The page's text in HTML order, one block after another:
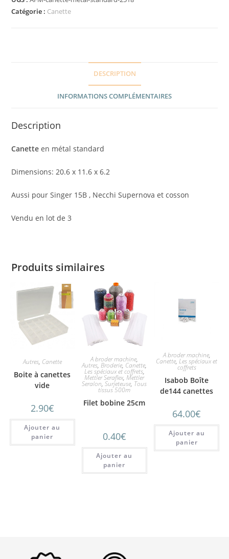
Catégorie : Canette
DESCRIPTION
INFORMATIONS COMPLÉMENTAIRES
Description
Canette en métal standard
Dimensions: 20.6 x 11.6 x 6.2
Aussi pour Singer 15B , Necchi Supernova et cosson
Vendu en lot de 3
Produits similaires
Autres, Canette
Boite à canettes
vide
2.90€
Ajouter au
panier
A broder machine,
Autres,Broderie, Canette,
Les spéciaux et coffrets,
Mettler Seraflex,Mettler
Seralon,Surjeteuse, Tous
tissus 500m
Filet bobine 25cm
0.40€
Ajouter au
panier
A broder machine,
Canette,Les spéciaux et
coffrets
Isabob Boîte
de144 canettes
broderie machine
64.00€
Ajouter au
panier